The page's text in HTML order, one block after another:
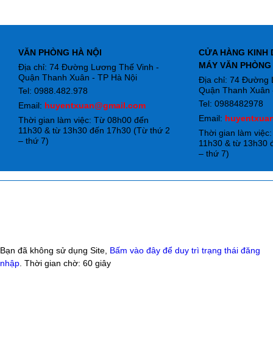
VĂN PHÒNG HÀ NỘI
Địa chỉ: 74 Đường Lương Thế Vinh -
Quận Thanh Xuân - TP Hà Nội
Tel: 0988.482.978
Email: huyentxuan@gmail.com
Thời gian làm việc: Từ 08h00 đến
11h30 & từ 13h30 đến 17h30 (Từ thứ 2
– thứ 7)
CỬA HÀNG KINH
MÁY VĂN PHÒNG
Địa chỉ: 74 Đường
Quận Thanh Xuân
Tel: 0988482978
Email:
Thời gian làm
11h30 & từ 13h30
– thứ 7)
Bạn đã không sử dụng Site, Bấm vào đây để duy trì trạng thái đăng
nhập . Thời gian chờ: 60 giây